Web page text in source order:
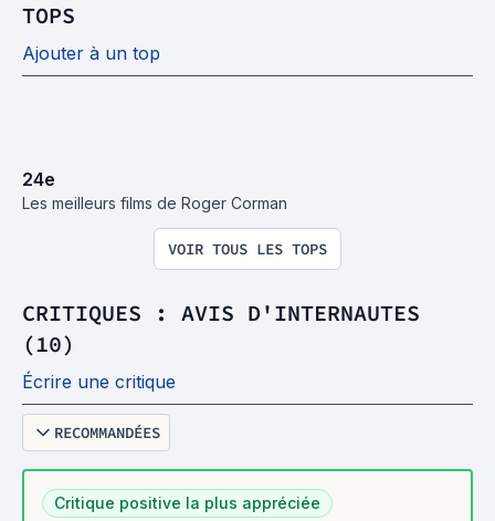
TOPS
Ajouter à un top
24e
Les meilleurs films de Roger Corman
VOIR TOUS LES TOPS
CRITIQUES : AVIS D'INTERNAUTES
(10)
Écrire une critique
RECOMMANDÉES
Critique positive la plus appréciée